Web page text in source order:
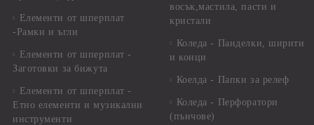
Елементи от шперплат
-Рамки и ъгли
Елементи от шперплат -
Заготовки за бижута
Елементи от шперплат -
Етно елементи и музикални
инструменти
восък,мастила, пасти и
кристали
Коледа - Панделки, ширити
и конци
Коелда - Папки за релеф
Коледа - Перфоратори
(пънчове)